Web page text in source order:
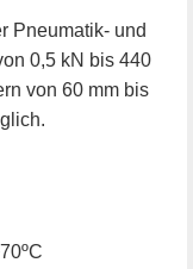
Pneumatik- und
0,5 kN bis 440
von 60 mm bis